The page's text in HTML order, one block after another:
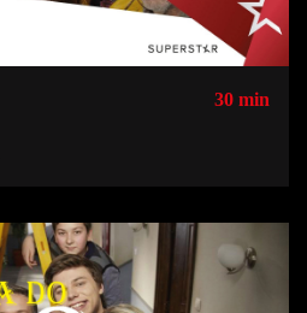
30 min